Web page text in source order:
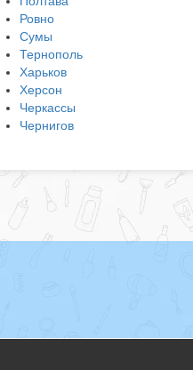
Ровно
Сумы
Тернополь
Харьков
Херсон
Черкассы
Чернигов